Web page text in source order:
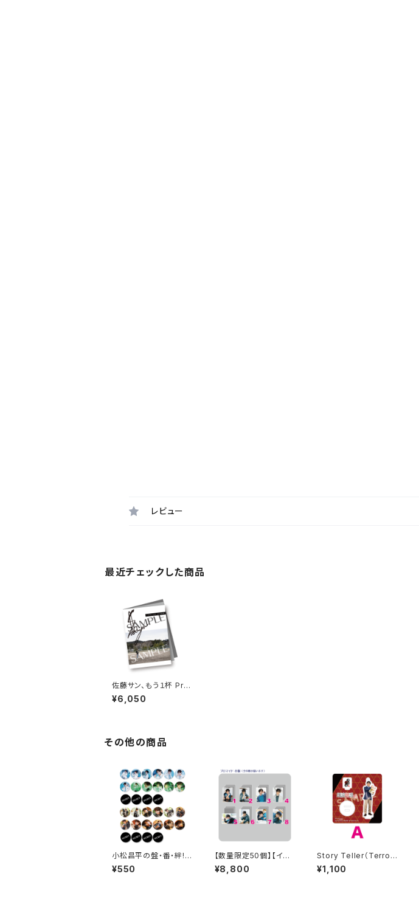
レビュー
最近チェックした商品
佐藤サン、もう１杯 Pre
sents 年男 2020 フォ
トブック
¥6,050
その他の商品
小松昌平の盤・番・絆!
第37回、第38回 缶バッ
ジ ※ランダム販売
¥550
【数量限定50個】【イベ
ント会場特典付き】SEC
OND LINE Presents
¥8,800
Story Teller（Terror）
朗読・怪談 -呪- 加藤将
之さん柄 アクリルスタ
¥1,100